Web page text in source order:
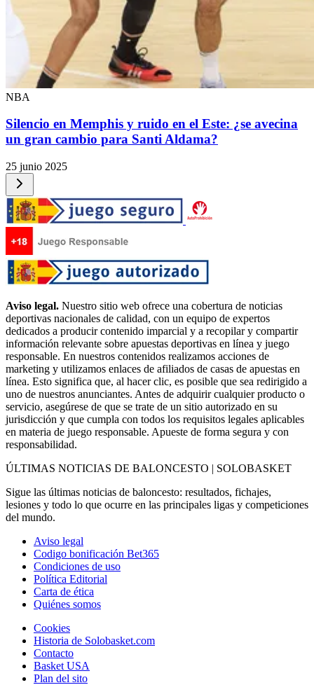
NBA
Silencio en Memphis y ruido en el Este: ¿se avecina
un gran cambio para Santi Aldama?
25 junio 2025
Aviso legal. Nuestro sitio web ofrece una cobertura de noticias
deportivas nacionales de calidad, con un equipo de expertos
dedicados a producir contenido imparcial y a recopilar y compartir
información relevante sobre apuestas deportivas en línea y juego
responsable. En nuestros contenidos realizamos acciones de
marketing y utilizamos enlaces de afiliados de casas de apuestas en
línea. Esto significa que, al hacer clic, es posible que sea redirigido a
uno de nuestros anunciantes. Antes de adquirir cualquier producto o
servicio, asegúrese de que se trate de un sitio autorizado en su
jurisdicción y que cumpla con todos los requisitos legales aplicables
en materia de juego responsable. Apueste de forma segura y con
responsabilidad.
ÚLTIMAS NOTICIAS DE BALONCESTO | SOLOBASKET
Sigue las últimas noticias de baloncesto: resultados, fichajes,
lesiones y todo lo que ocurre en las principales ligas y competiciones
del mundo.
Aviso legal
Codigo bonificación Bet365
Condiciones de uso
Política Editorial
Carta de ética
Quiénes somos
Cookies
Historia de Solobasket.com
Contacto
Basket USA
Plan del sito